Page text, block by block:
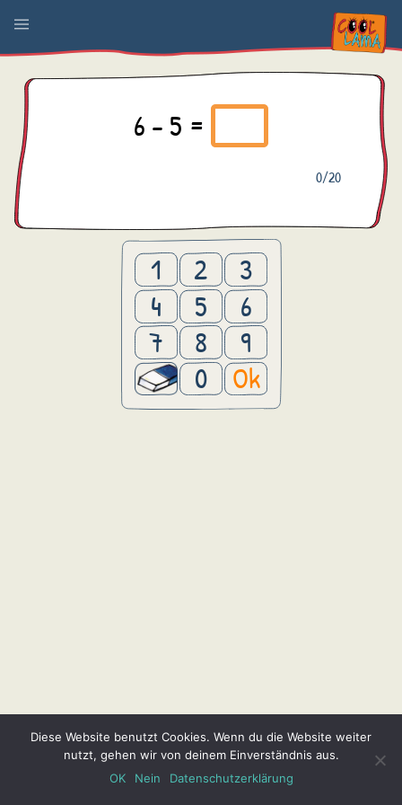
6 - 5 =
0/20
1 2
3
4
5
6
7
8
9
0
Ok
Diese Website benutzt Cookies. Wenn du die Website weiter
nutzt, gehen wir von deinem Einverständnis aus.
OK
Nein Datenschutzerklärung